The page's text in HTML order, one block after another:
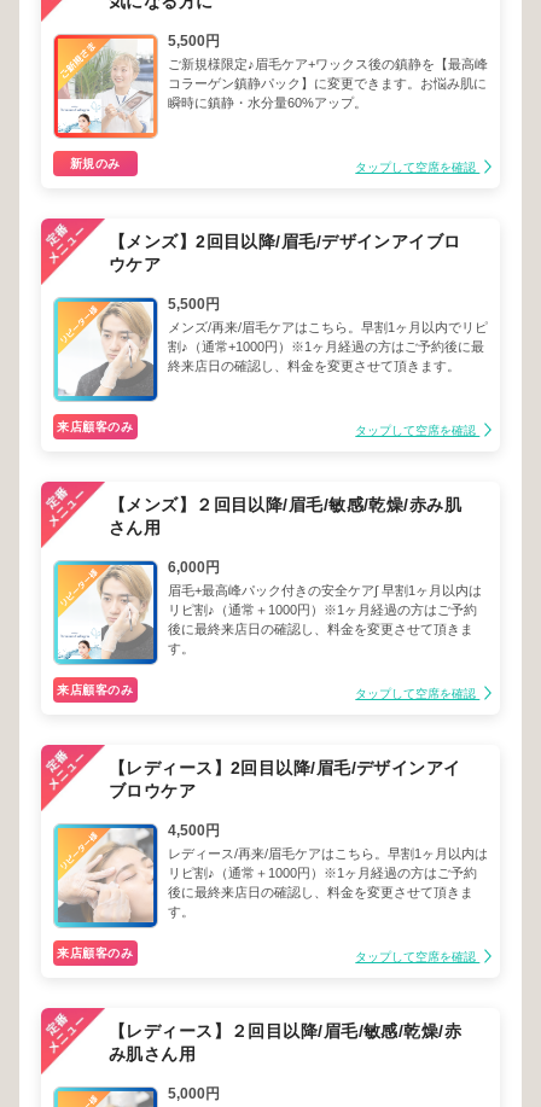
5,500円
ご新規様限定♪眉毛ケア+ワックス後の鎮静を【最高峰
コラーゲン鎮静パック】に変更できます。お悩み肌に
瞬時に鎮静・水分量60%アップ。
新規のみ タップして空席を確認
【メンズ】2回目以降/眉毛/デザインアイブロ
ウケア
5,500円
メンズ/再来/眉毛ケアはこちら。早割1ヶ月以内でリピ
割♪（通常+1000円）※1ヶ月経過の方はご予約後に最
終来店日の確認し、料金を変更させて頂きます。
来店顧客のみ タップして空席を確認
【メンズ】２回目以降/眉毛/敏感/乾燥/赤み肌
さん用
6,000円
眉毛+最高峰パック付きの安全ケア∫ 早割1ヶ月以内は
リピ割♪（通常＋1000円）※1ヶ月経過の方はご予約
後に最終来店日の確認し、料金を変更させて頂きま
す。
来店顧客のみ タップして空席を確認
【レディース】2回目以降/眉毛/デザインアイ
ブロウケア
4,500円
レディース/再来/眉毛ケアはこちら。早割1ヶ月以内は
リピ割♪（通常＋1000円）※1ヶ月経過の方はご予約
後に最終来店日の確認し、料金を変更させて頂きま
す。
来店顧客のみ タップして空席を確認
【レディース】２回目以降/眉毛/敏感/乾燥/赤
み肌さん用
5,000円